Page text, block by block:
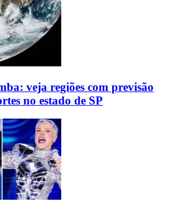
veja regiões com previsão
no estado de SP